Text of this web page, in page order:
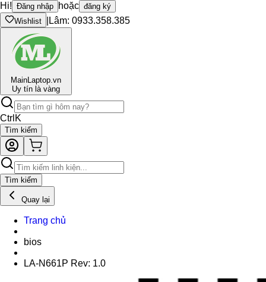
Hi! Đăng nhập hoặc đăng ký
Wishlist
Lâm: 0933.358.385
MainLaptop.vn
Uy tín là vàng
Ctrl K
Tìm kiếm
Tìm kiếm
Quay lại
Trang chủ
bios
LA-N661P Rev: 1.0